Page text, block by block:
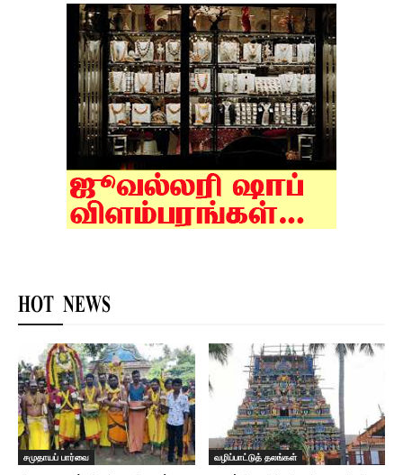
HOT NEWS
சமுதாயப் பார்வை வழிப்பாட்டுத் தலங்கள்